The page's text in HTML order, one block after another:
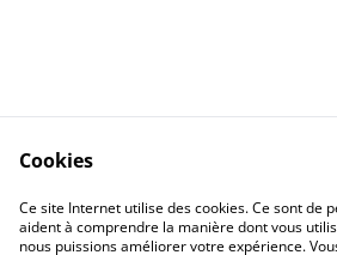
Politique de
confidentialité
Cookies
Ce site Internet utilise des cookies. Ce sont de
aident à comprendre la manière dont vous
nous puissions améliorer votre expérience.